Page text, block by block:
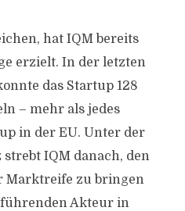
hat IQM bereits
erzielt. In der letzten
das Startup 128
– mehr als jedes
in der EU. Unter der
IQM danach, den
Marktreife zu bringen
Akteur in